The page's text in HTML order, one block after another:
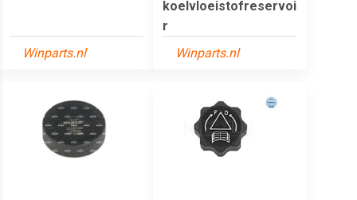
Winparts.nl
koelvloeistofreservoi
r
Winparts.nl